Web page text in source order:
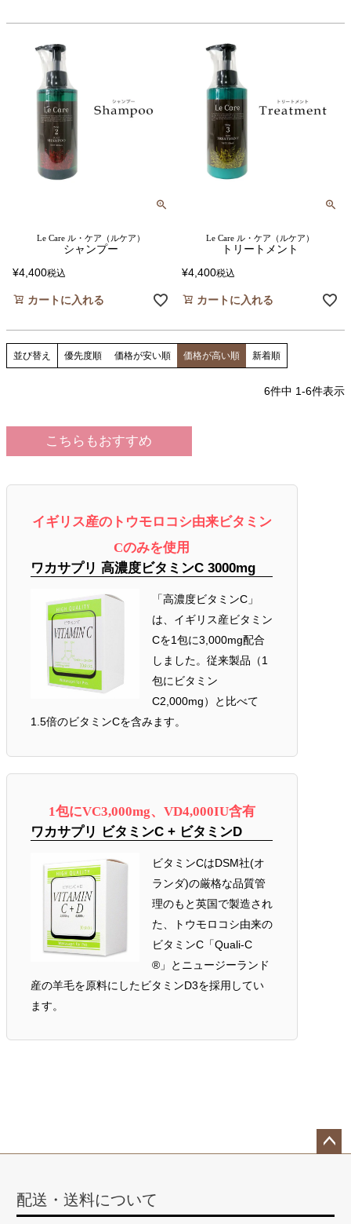
Le Care ル・ケア（ルケア）
シャンプー
¥4,400税込
カートに入れる
Le Care ル・ケア（ルケア）
トリートメント
¥4,400税込
カートに入れる
並び替え 優先度順 価格が安い順 価格が高い順 新着順
6件中 1-6件表示
こちらもおすすめ
イギリス産のトウモロコシ由来ビタミン
Cのみを使用
ワカサプリ 高濃度ビタミンC 3000mg
「高濃度ビタミンC」
は、イギリス産ビタミン
Cを1包に3,000mg配合
しました。従来製品（1
包にビタミン
C2,000mg）と比べて
1.5倍のビタミンCを含みます。
1包にVC3,000mg、VD4,000IU含有
ワカサプリ ビタミンC + ビタミンD
ビタミンCはDSM社(オ
ランダ)の厳格な品質管
理のもと英国で製造され
た、トウモロコシ由来の
ビタミンC「Quali-C
®」とニュージーランド
産の羊毛を原料にしたビタミンD3を採用してい
ます。
配送・送料について